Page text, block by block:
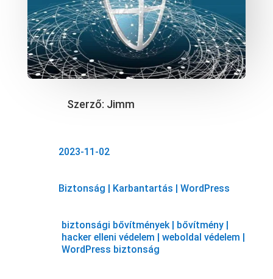
Szerző: Jimm
2023-11-02
Biztonság | Karbantartás | WordPress
biztonsági bővítmények| bővítmény|
hacker elleni védelem | weboldal védelem |
WordPress biztonság